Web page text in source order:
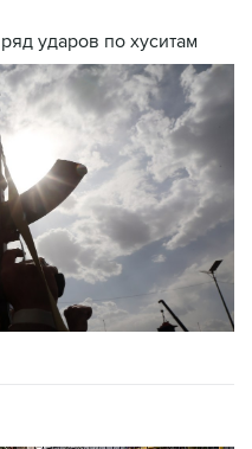
ударов по хуситам